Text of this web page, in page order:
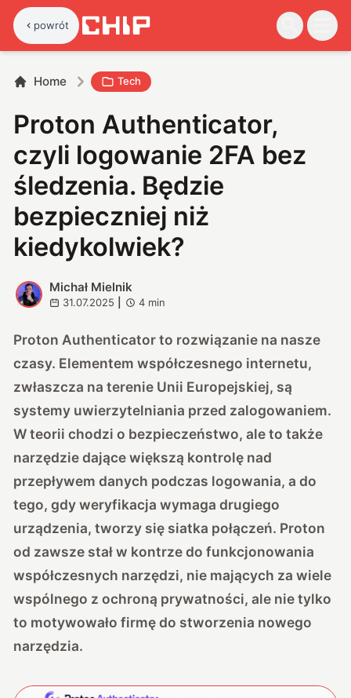
powrót
Home Tech
Proton Authenticator,
czyli logowanie 2FA bez
śledzenia. Będzie
bezpieczniej niż
kiedykolwiek?
M
Michał Mielnik
31.07.2025 4 min
Proton Authenticator to rozwiązanie na nasze
czasy. Elementem współczesnego internetu,
zwłaszcza na terenie Unii Europejskiej, są
systemy uwierzytelniania przed zalogowaniem.
W teorii chodzi o bezpieczeństwo, ale to także
narzędzie dające większą kontrolę nad
przepływem danych podczas logowania, a do
tego, gdy weryfikacja wymaga drugiego
urządzenia, tworzy się siatka połączeń. Proton
od zawsze stał w kontrze do funkcjonowania
współczesnych narzędzi, nie mających za wiele
wspólnego z ochroną prywatności, ale nie tylko
to motywowało firmę do stworzenia nowego
narzędzia.